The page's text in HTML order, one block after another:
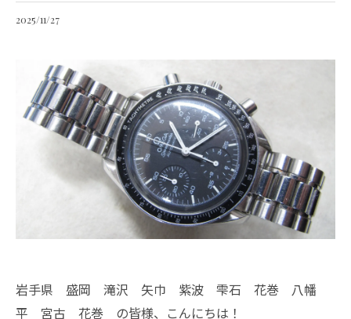
2025/11/27
岩手県 盛岡 滝沢 矢巾 紫波 雫石 花巻 八幡
平 宮古 花巻 の皆様、こんにちは！